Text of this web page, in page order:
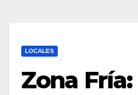
LOCALES
Zona